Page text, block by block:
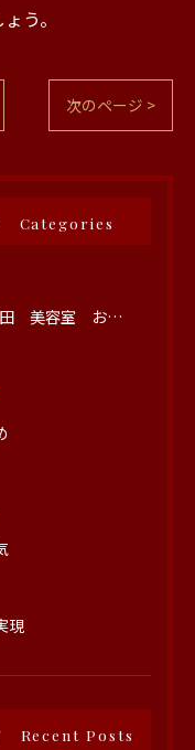
う。
次のページ >
Categories
容室 おすすめ
現
Recent Posts